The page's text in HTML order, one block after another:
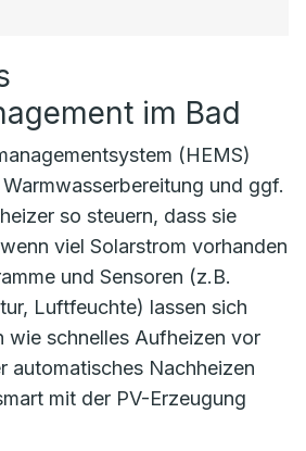
im Bad
(HEMS)
und ggf.
so steuern, dass sie
viel Solarstrom vorhanden
und Sensoren (z.B.
Luftfeuchte) lassen sich
wie schnelles Aufheizen vor
automatisches Nachheizen
mit der PV-Erzeugung